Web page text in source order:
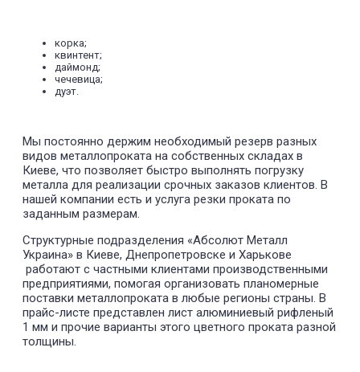
корка;
квинтент;
даймонд;
чечевица;
дуэт.
Мы постоянно держим необходимый резерв разных
видов металлопроката на собственных складах в
Киеве, что позволяет быстро выполнять погрузку
металла для реализации срочных заказов клиентов. В
нашей компании есть и услуга резки проката по
заданным размерам.
Структурные подразделения «Абсолют Металл
Украина» в Киеве, Днепропетровске и Харькове
работают с частными клиентами производственными
предприятиями, помогая организовать планомерные
поставки металлопроката в любые регионы страны. В
прайс-листе представлен лист алюминиевый рифленый
1 мм и прочие варианты этого цветного проката разной
толщины.